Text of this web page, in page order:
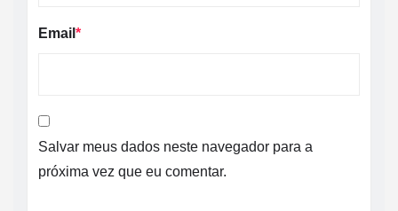
Email *
Salvar meus dados neste navegador para a
próxima vez que eu comentar.